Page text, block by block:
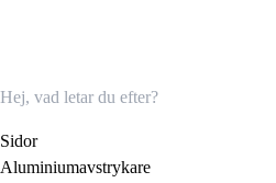
Sidor
Aluminiumavstrykare